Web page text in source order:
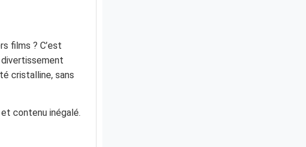
films ? C’est
cristalline, sans
contenu inégalé.